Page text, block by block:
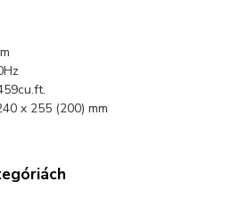
x 255 (200) mm